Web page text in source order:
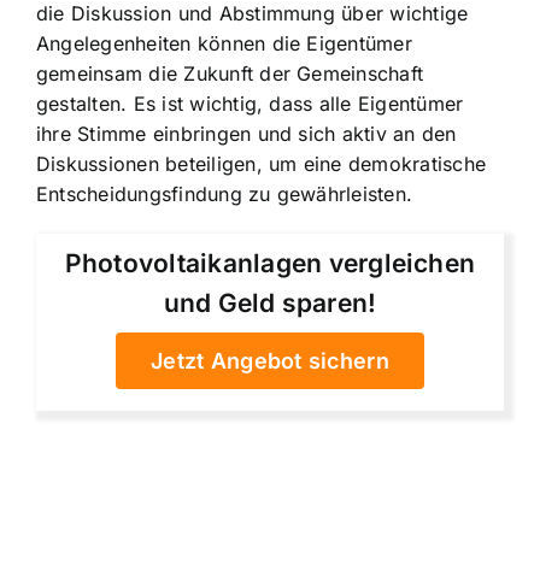
die Diskussion und Abstimmung über wichtige
Angelegenheiten können die Eigentümer
gemeinsam die Zukunft der Gemeinschaft
gestalten. Es ist wichtig, dass alle Eigentümer
ihre Stimme einbringen und sich aktiv an den
Diskussionen beteiligen, um eine demokratische
Entscheidungsfindung zu gewährleisten.
Photovoltaikanlagen vergleichen
und Geld sparen!
Jetzt Angebot sichern